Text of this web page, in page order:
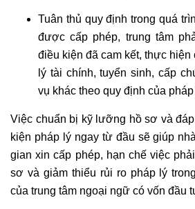
Tuân thủ quy định trong quá
được cấp phép, trung tâm
điều kiện đã cam kết, thực hiện
lý tài chính, tuyển sinh, cấp
vụ khác theo quy định của
Việc chuẩn bị kỹ lưỡng hồ sơ và
kiện pháp lý ngay từ đầu sẽ giúp
gian xin cấp phép, hạn chế việc
sơ và giảm thiểu rủi ro pháp lý
của trung tâm ngoại ngữ có vốn đầu